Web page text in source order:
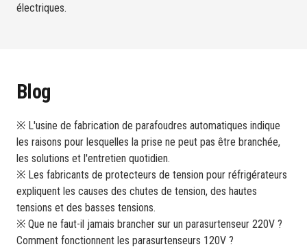
électriques.
Blog
※ L'usine de fabrication de parafoudres automatiques indique
les raisons pour lesquelles la prise ne peut pas être branchée,
les solutions et l'entretien quotidien.
※ Les fabricants de protecteurs de tension pour réfrigérateurs
expliquent les causes des chutes de tension, des hautes
tensions et des basses tensions.
※ Que ne faut-il jamais brancher sur un parasurtenseur 220V ?
Comment fonctionnent les parasurtenseurs 120V ?